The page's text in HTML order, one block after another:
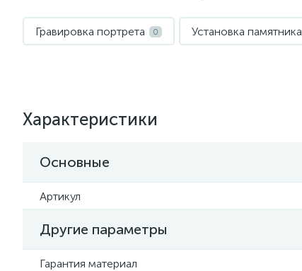
Гравировка портрета 0 Установка памятника
Характеристики
Основные
Артикул
Другие параметры
Гарантия материал